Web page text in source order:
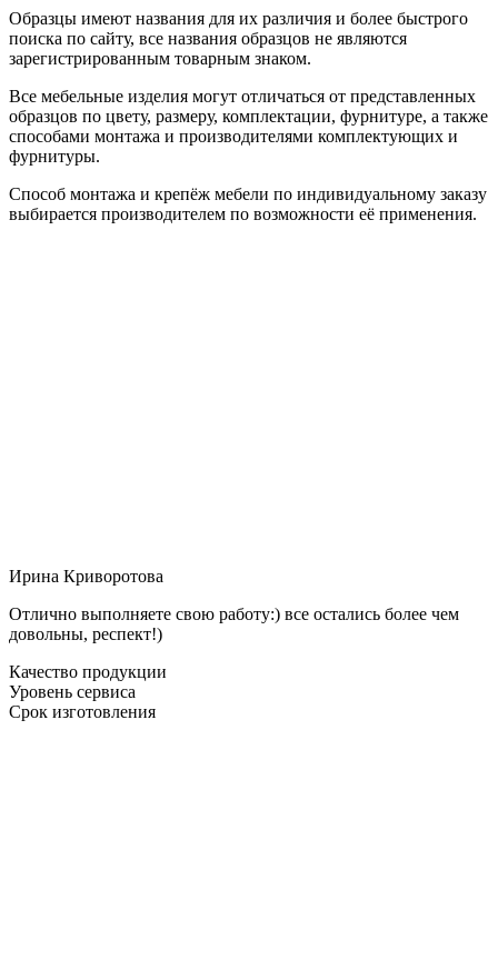
Образцы имеют названия для их различия и более быстрого
поиска по сайту, все названия образцов не являются
зарегистрированным товарным знаком.
Все мебельные изделия могут отличаться от представленных
образцов по цвету, размеру, комплектации, фурнитуре, а также
способами монтажа и производителями комплектующих и
фурнитуры.
Способ монтажа и крепёж мебели по индивидуальному заказу
выбирается производителем по возможности её применения.
Ирина Криворотова
Отлично выполняете свою работу:) все остались более чем
довольны, респект!)
Качество продукции
Уровень сервиса
Срок изготовления